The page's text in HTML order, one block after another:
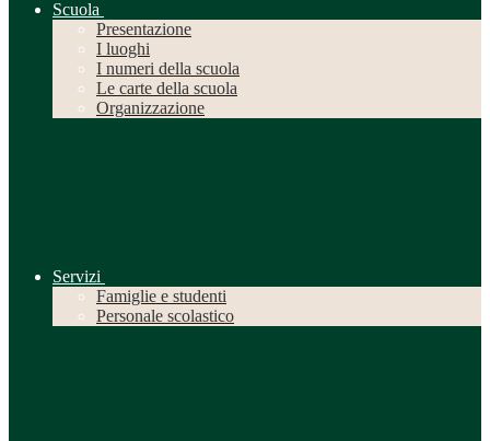
Scuola
Presentazione
I luoghi
I numeri della scuola
Le carte della scuola
Organizzazione
Servizi
Famiglie e studenti
Personale scolastico